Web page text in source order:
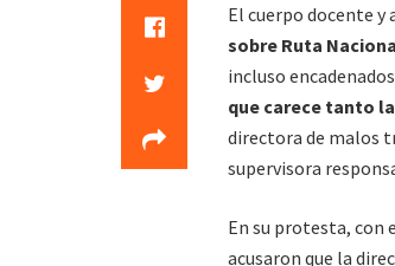
El cuerpo docente
sobre Ruta
incluso
que carece tanto
directora de malos
supervisora
En su protesta, con
acusaron que la